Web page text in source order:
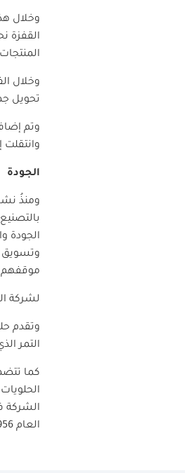
تحويل
وانتقلت إلى 120 طن في اليوم من
الجودة
ومنذُ
الجودة
وتسويق
موقفهم
لشركة
وتقدم
التمر
كما
الشركة
العام 1956م، ولا زالت في تطوير منتجاتها للاستمرار في تحقيق رضى عملائها.